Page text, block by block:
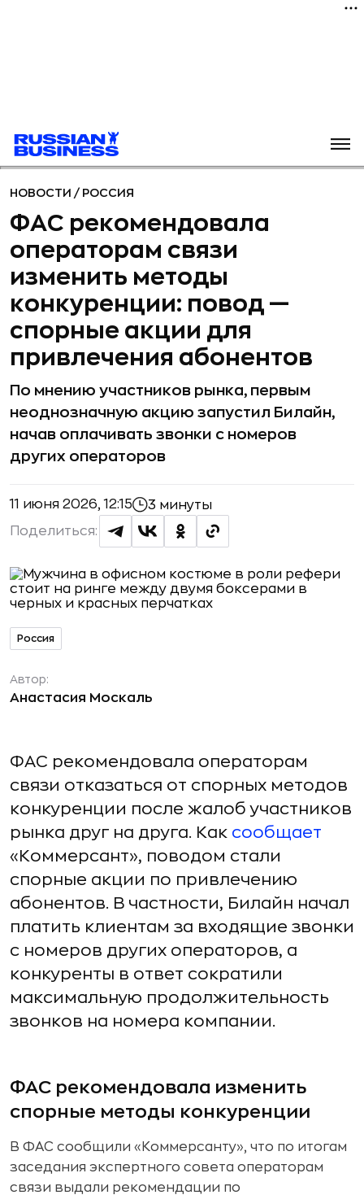
НОВОСТИ / РОССИЯ
ФАС рекомендовала
операторам связи
изменить методы
конкуренции: повод —
спорные акции для
привлечения абонентов
По мнению участников рынка, первым
неоднозначную акцию запустил Билайн,
начав оплачивать звонки с номеров
других операторов
11 июня 2026, 12:15 3 минуты
Поделиться:
Россия
Автор:
Анастасия Москаль
ФАС рекомендовала операторам
связи отказаться от спорных методов
конкуренции после жалоб участников
рынка друг на друга. Как сообщает
«Коммерсант», поводом стали
спорные акции по привлечению
абонентов. В частности, Билайн начал
платить клиентам за входящие звонки
с номеров других операторов, а
конкуренты в ответ сократили
максимальную продолжительность
звонков на номера компании.
ФАС рекомендовала изменить
спорные методы конкуренции
В ФАС сообщили «Коммерсанту», что по итогам
заседания экспертного совета операторам
связи выдали рекомендации по